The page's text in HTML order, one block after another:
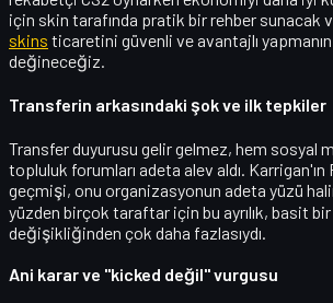
için skin tarafında pratik bir rehber sunacak
skins ticaretini güvenli ve avantajlı
değineceğiz.
Transferin arkasındaki şok ve ilk tepkiler
Transfer duyurusu gelir gelmez, hem sosyal
topluluk forumları adeta alev aldı. Karrigan'ın
geçmişi, onu organizasyonun adeta yüzü
yüzden birçok taraftar için bu ayrılık, basit
değişikliğinden çok daha fazlasıydı.
Ani karar ve "kicked değil" vurgusu